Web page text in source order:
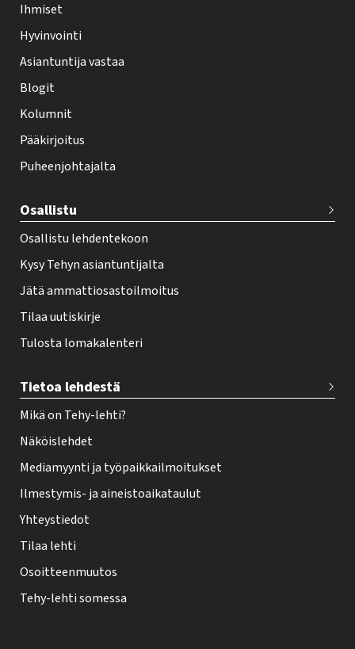
e
h
t
i
f
o
t
r
Ihmiset
Hyvinvointi
Asiantuntija vastaa
Blogit
Kolumnit
Pääkirjoitus
Puheenjohtajalta
Osallistu
Osallistu lehdentekoon
Kysy Tehyn asiantuntijalta
Jätä ammattiosastoilmoitus
Tilaa uutiskirje
Tulosta lomakalenteri
Tietoa lehdestä
Mikä on Tehy-lehti?
Näköislehdet
Mediamyynti ja työpaikkailmoitukset
Ilmestymis- ja aineistoaikataulut
Yhteystiedot
Tilaa lehti
Osoitteenmuutos
Tehy-lehti somessa